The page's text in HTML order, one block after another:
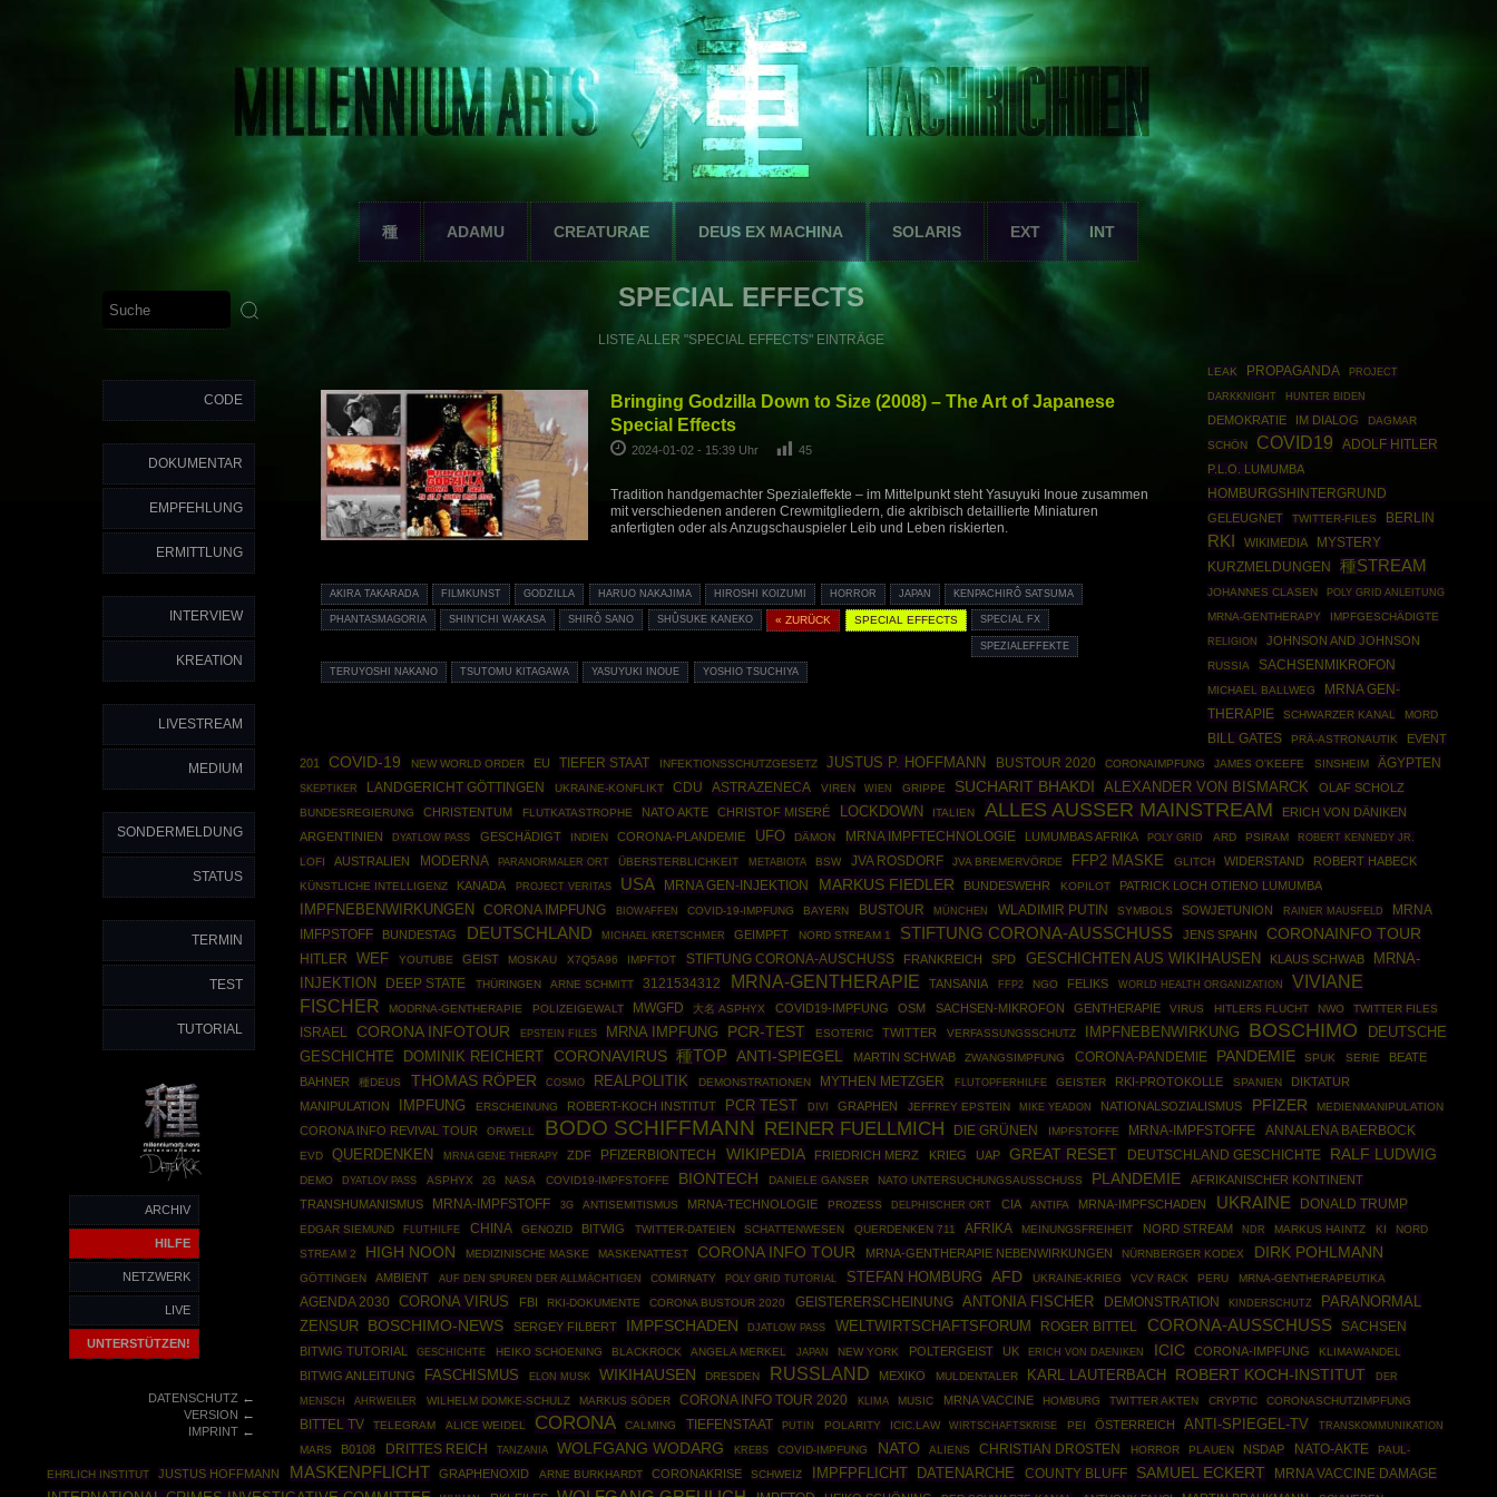
種 ADAMU CREATURAE DEUS EX MACHINA SOLARIS EXT INT
CODE
DOKUMENTAR
EMPFEHLUNG
ERMITTLUNG
INTERVIEW
KREATION
LIVESTREAM
MEDIUM
SONDERMELDUNG
STATUS
TERMIN
TEST
TUTORIAL
ARCHIV
HILFE
NETZWERK
LIVE
UNTERSTÜTZEN!
DATENSCHUTZ←
VERSION ←
IMPRINT←
SPECIAL EFFECTS
LISTE ALLER "SPECIAL EFFECTS" EINTRÄGE
Bringing Godzilla Down to Size (2008) – The Art of Japanese
Special Effects
2024-01-02 - 15:39 Uhr 45
Tradition handgemachter Spezialeffekte – im Mittelpunkt steht Yasuyuki Inoue zusammen
mit verschiedenen anderen Crewmitgliedern, die akribisch detaillierte Miniaturen
anfertigten oder als Anzugschauspieler Leib und Leben riskierten.
AKIRA TAKARADA FILMKUNST GODZILLA HARUO NAKAJIMA HIROSHI KOIZUMI HORROR JAPAN KENPACHIRÔ SATSUMA
PHANTASMAGORIA SHIN'ICHI WAKASA SHIRÔ SANO SHÛSUKE KANEKO « ZURÜCK SPECIAL EFFECTS SPECIAL FX
SPEZIALEFFEKTE
TERUYOSHI NAKANO TSUTOMU KITAGAWA YASUYUKI INOUE YOSHIO TSUCHIYA
LEAK PROPAGANDA
PROJECT
DARKKNIGHT
HUNTER BIDEN
DEMOKRATIE IM DIALOG
DAGMAR
SCHÖN
COVID19 ADOLF HITLER
P.L.O. LUMUMBA
HOMBURGSHINTERGRUND
GELEUGNET TWITTER-FILES BERLIN
RKI WIKIMEDIA
MYSTERY
KURZMELDUNGEN
種STREAM
JOHANNES CLASEN
POLY GRID ANLEITUNG
MRNA-GENTHERAPY
IMPFGESCHÄDIGTE
RELIGION JOHNSON AND JOHNSON
RUSSIA SACHSENMIKROFON
MICHAEL BALLWEG
MRNA GEN-
THERAPIE
SCHWARZER KANAL MORD
BILL GATES PRÄ-ASTRONAUTIK
EVENT
201
COVID-19 NEW WORLD ORDER EU TIEFER STAAT INFEKTIONSSCHUTZGESETZ JUSTUS P. HOFFMANN BUSTOUR 2020 CORONAIMPFUNG JAMES O'KEEFE SINSHEIM ÄGYPTEN
SKEPTIKER LANDGERICHT GÖTTINGEN UKRAINE-KONFLIKT CDU ASTRAZENECA VIREN WIEN GRIPPE SUCHARIT BHAKDI ALEXANDER VON BISMARCK OLAF SCHOLZ
BUNDESREGIERUNG CHRISTENTUM FLUTKATASTROPHE NATO AKTE CHRISTOF MISERÉ LOCKDOWN ITALIEN ALLES AUSSER MAINSTREAM
ERICH VON DÄNIKEN
ARGENTINIEN
DYATLOW PASS GESCHÄDIGT INDIEN CORONA-PLANDEMIE UFO DÄMON MRNA IMPFTECHNOLOGIE LUMUMBAS AFRIKA POLY GRID ARD PSIRAM
ROBERT KENNEDY JR.
LOFI
AUSTRALIEN MODERNA PARANORMALER ORT ÜBERSTERBLICHKEIT METABIOTA BSW JVA ROSDORF JVA BREMERVÖRDE FFP2 MASKE GLITCH WIDERSTAND ROBERT HABECK
KÜNSTLICHE INTELLIGENZ KANADA PROJECT VERITAS USA MRNA GEN-INJEKTION MARKUS FIEDLER BUNDESWEHR KOPILOT PATRICK LOCH OTIENO LUMUMBA
IMPFNEBENWIRKUNGEN CORONA IMPFUNG BIOWAFFEN COVID-19-IMPFUNG BAYERN BUSTOUR MÜNCHEN WLADIMIR PUTIN SYMBOLS SOWJETUNION RAINER MAUSFELD
MRNA
IMFPSTOFF
BUNDESTAG DEUTSCHLAND MICHAEL KRETSCHMER GEIMPFT NORD STREAM 1 STIFTUNG CORONA-AUSSCHUSS JENS SPAHN CORONAINFO TOUR
HITLER WEF YOUTUBE GEIST MOSKAU X7Q5A96 IMPFTOT STIFTUNG CORONA-AUSCHUSS FRANKREICH SPD GESCHICHTEN AUS WIKIHAUSEN KLAUS SCHWAB
MRNA-
INJEKTION
DEEP STATE THÜRINGEN ARNE SCHMITT 3121534312 MRNA-GENTHERAPIE TANSANIA FFP2 NGO FELIKS WORLD HEALTH ORGANIZATION
VIVIANE
FISCHER
MODRNA-GENTHERAPIE POLIZEIGEWALT MWGFD 大名 ASPHYX COVID19-IMPFUNG OSM SACHSEN-MIKROFON GENTHERAPIE VIRUS HITLERS FLUCHT NWO TWITTER FILES
ISRAEL CORONA INFOTOUR EPSTEIN FILES MRNA IMPFUNG PCR-TEST ESOTERIC TWITTER VERFASSUNGSSCHUTZ IMPFNEBENWIRKUNG BOSCHIMO
DEUTSCHE
GESCHICHTE
DOMINIK REICHERT CORONAVIRUS 種TOP ANTI-SPIEGEL MARTIN SCHWAB ZWANGSIMPFUNG CORONA-PANDEMIE PANDEMIE SPUK SERIE
BEATE
BAHNER
種DEUS THOMAS RÖPER COSMO REALPOLITIK DEMONSTRATIONEN MYTHEN METZGER FLUTOPFERHILFE GEISTER RKI-PROTOKOLLE SPANIEN
DIKTATUR
MANIPULATION
IMPFUNG ERSCHEINUNG ROBERT-KOCH INSTITUT PCR TEST DIVI GRAPHEN JEFFREY EPSTEIN MIKE YEADON NATIONALSOZIALISMUS PFIZER MEDIENMANIPULATION
CORONA INFO REVIVAL TOUR ORWELL BODO SCHIFFMANN REINER FUELLMICH DIE GRÜNEN IMPFSTOFFE MRNA-IMPFSTOFFE ANNALENA BAERBOCK
EVD QUERDENKEN MRNA GENE THERAPY ZDF PFIZERBIONTECH WIKIPEDIA FRIEDRICH MERZ KRIEG UAP GREAT RESET DEUTSCHLAND GESCHICHTE RALF LUDWIG
DEMO DYATLOV PASS ASPHYX 2G NASA COVID19-IMPFSTOFFE BIONTECH DANIELE GANSER NATO UNTERSUCHUNGSAUSSCHUSS PLANDEMIE
AFRIKANISCHER KONTINENT
TRANSHUMANISMUS
MRNA-IMPFSTOFF 3G ANTISEMITISMUS MRNA-TECHNOLOGIE PROZESS DELPHISCHER ORT CIA ANTIFA MRNA-IMPFSCHADEN UKRAINE DONALD TRUMP
EDGAR SIEMUND FLUTHILFE CHINA GENOZID BITWIG TWITTER-DATEIEN SCHATTENWESEN QUERDENKEN 711 AFRIKA MEINUNGSFREIHEIT NORD STREAM NDR MARKUS HAINTZ KI
NORD
STREAM 2
HIGH NOON MEDIZINISCHE MASKE MASKENATTEST CORONA INFO TOUR MRNA-GENTHERAPIE NEBENWIRKUNGEN NÜRNBERGER KODEX DIRK POHLMANN
GÖTTINGEN AMBIENT AUF DEN SPUREN DER ALLMÄCHTIGEN COMIRNATY POLY GRID TUTORIAL STEFAN HOMBURG AFD UKRAINE-KRIEG VCV RACK PERU MRNA-GENTHERAPEUTIKA
AGENDA 2030 CORONA VIRUS FBI RKI-DOKUMENTE CORONA BUSTOUR 2020 GEISTERERSCHEINUNG ANTONIA FISCHER DEMONSTRATION KINDERSCHUTZ
PARANORMAL
ZENSUR
BOSCHIMO-NEWS SERGEY FILBERT IMPFSCHADEN DJATLOW PASS WELTWIRTSCHAFTSFORUM ROGER BITTEL CORONA-AUSSCHUSS SACHSEN
BITWIG TUTORIAL GESCHICHTE HEIKO SCHOENING BLACKROCK ANGELA MERKEL JAPAN NEW YORK POLTERGEIST UK ERICH VON DAENIKEN ICIC CORONA-IMPFUNG KLIMAWANDEL
BITWIG ANLEITUNG FASCHISMUS ELON MUSK WIKIHAUSEN DRESDEN RUSSLAND MEXIKO MULDENTALER KARL LAUTERBACH ROBERT KOCH-INSTITUT DER
MENSCH AHRWEILER WILHELM DOMKE-SCHULZ MARKUS SÖDER CORONA INFO TOUR 2020 KLIMA MUSIC MRNA VACCINE HOMBURG TWITTER AKTEN CRYPTIC CORONASCHUTZIMPFUNG
BITTEL TV TELEGRAM ALICE WEIDEL CORONA CALMING TIEFENSTAAT PUTIN POLARITY ICIC.LAW WIRTSCHAFTSKRISE PEI ÖSTERREICH ANTI-SPIEGEL-TV TRANSKOMMUNIKATION
MARS B0108 DRITTES REICH TANZANIA WOLFGANG WODARG KREBS COVID-IMPFUNG NATO ALIENS CHRISTIAN DROSTEN HORROR PLAUEN NSDAP NATO-AKTE
PAUL-
EHRLICH INSTITUT
JUSTUS HOFFMANN MASKENPFLICHT GRAPHENOXID ARNE BURKHARDT CORONAKRISE SCHWEIZ IMPFPFLICHT DATENARCHE COUNTY BLUFF SAMUEL ECKERT MRNA VACCINE DAMAGE